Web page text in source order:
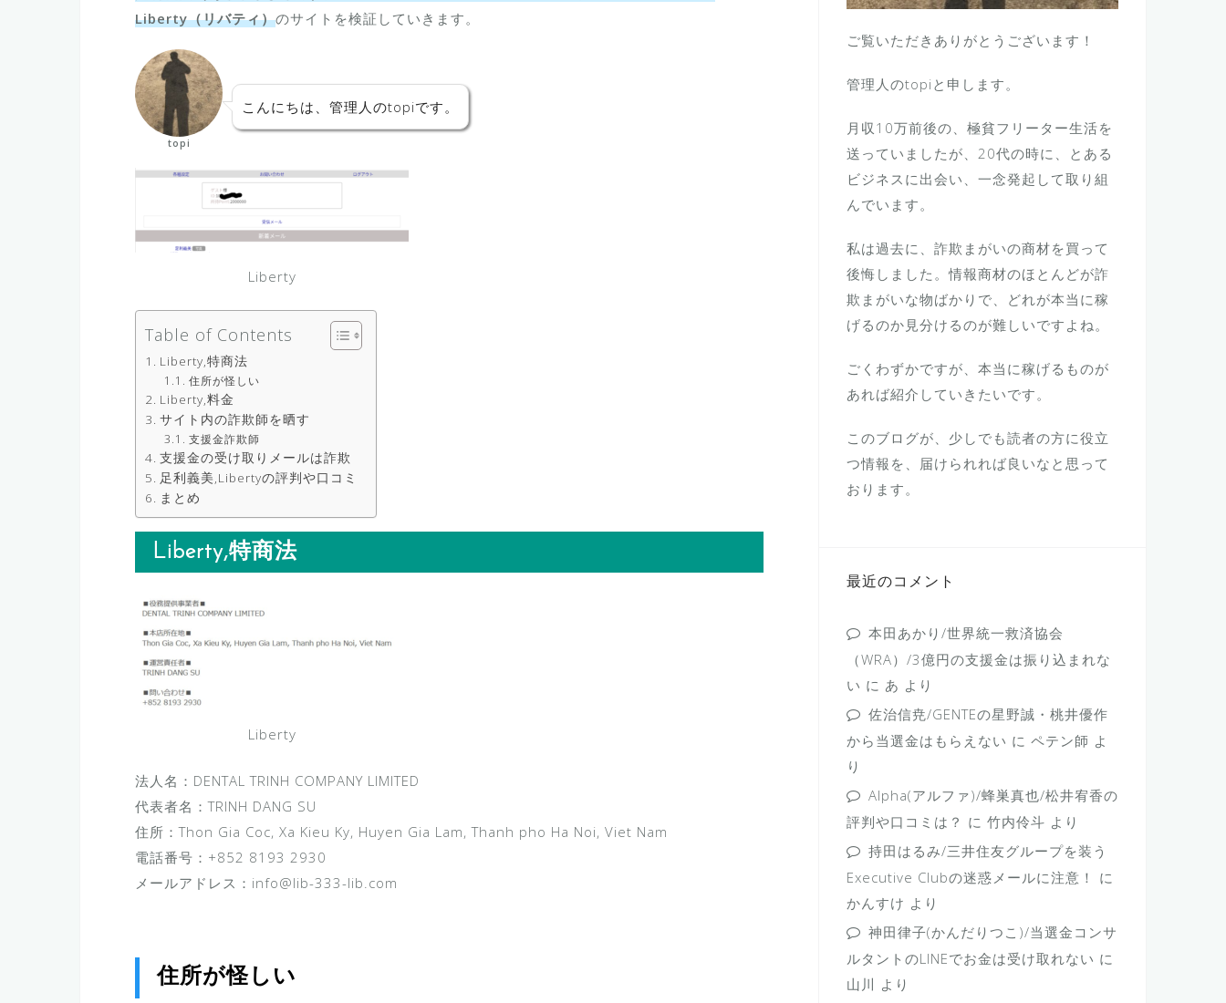
Liberty（リバティ）のサイトを検証していきます。
topi
こんにちは、管理人のtopiです。
Liberty
Table of Contents
Liberty,特商法
住所が怪しい
Liberty,料金
サイト内の詐欺師を晒す
支援金詐欺師
支援金の受け取りメールは詐欺
足利義美,Libertyの評判や口コミ
まとめ
Liberty,特商法
Liberty
法人名：DENTAL TRINH COMPANY LIMITED
代表者名：TRINH DANG SU
住所：Thon Gia Coc, Xa Kieu Ky, Huyen Gia Lam, Thanh pho Ha Noi, Viet Nam
電話番号：+852 8193 2930
メールアドレス：info@lib-333-lib.com
住所が怪しい
ご覧いただきありがとうございます！
管理人のtopiと申します。
月収10万前後の、極貧フリーター生活を
送っていましたが、20代の時に、とある
ビジネスに出会い、一念発起して取り組
んでいます。
私は過去に、詐欺まがいの商材を買って
後悔しました。情報商材のほとんどが詐
欺まがいな物ばかりで、どれが本当に稼
げるのか見分けるのが難しいですよね。
ごくわずかですが、本当に稼げるものが
あれば紹介していきたいです。
このブログが、少しでも読者の方に役立
つ情報を、届けられれば良いなと思って
おります。
最近のコメント
本田あかり/世界統一救済協会
（WRA）/3億円の支援金は振り込まれな
い に あ より
佐治信尭/GENTEの星野誠・桃井優作
から当選金はもらえない に ペテン師 よ
り
Alpha(アルファ)/蜂巣真也/松井宥香の
評判や口コミは？ に 竹内伶斗 より
持田はるみ/三井住友グループを装う
Executive Clubの迷惑メールに注意！
に
かんすけ より
神田律子(かんだりつこ)/当選金コンサ
ルタントのLINEでお金は受け取れない に
山川 より